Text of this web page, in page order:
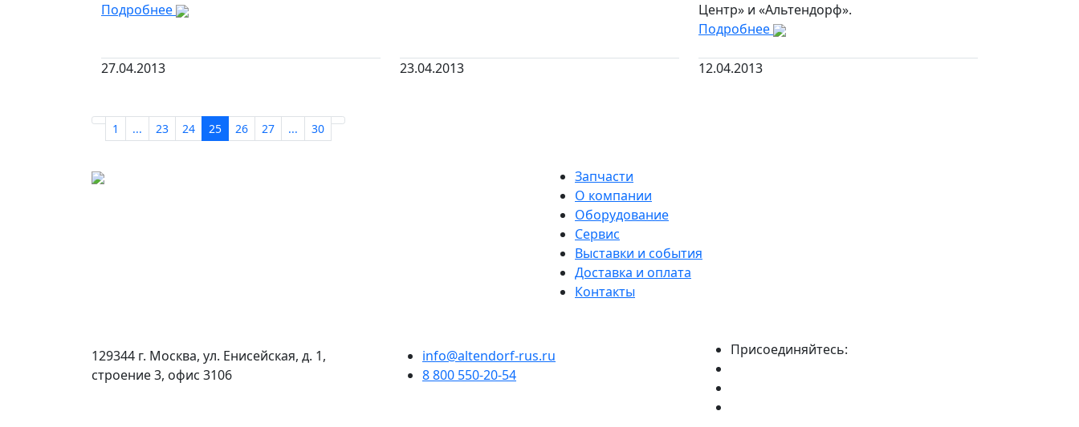
Подробнее
27.04.2013 23.04.2013
Центр» и «Альтендорф».
Подробнее
12.04.2013
1 ... 23 24 25 26 27 ... 30
Запчасти
О компании
Оборудование
Сервис
Выставки и события
Доставка и оплата
Контакты
129344 г. Москва, ул. Енисейская, д. 1,
строение 3, офис 3106
info@altendorf-rus.ru
8 800 550-20-54
Присоединяйтесь: